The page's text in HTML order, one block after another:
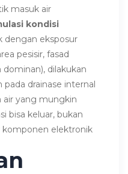
masuk air
kondisi
dengan eksposur
pesisir, fasad
dilakukan
drainase internal
yang mungkin
bisa keluar, bukan
komponen elektronik